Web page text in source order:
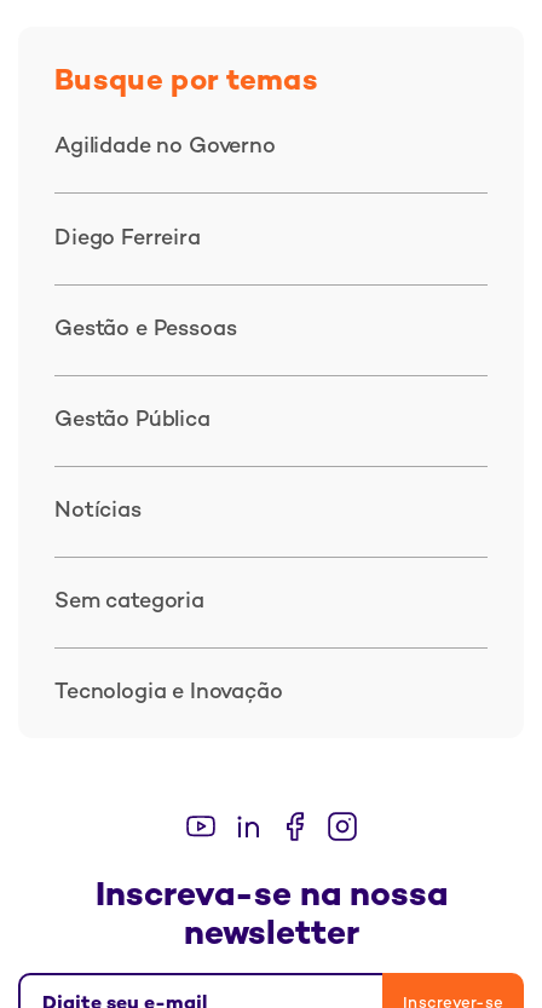
Busque por temas
Agilidade no Governo
Diego Ferreira
Gestão e Pessoas
Gestão Pública
Notícias
Sem categoria
Tecnologia e Inovação
Inscreva-se na nossa
newsletter